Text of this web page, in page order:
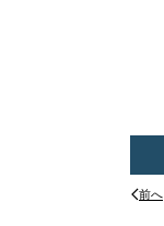
前へ